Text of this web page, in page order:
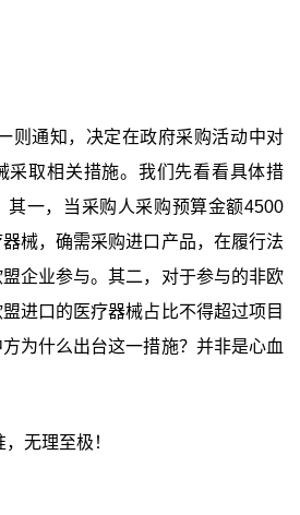
则通知，决定在政府采购活动中对
采取相关措施。我们先看看具体措
其一，当采购人采购预算金额4500
械，确需采购进口产品，在履行法
企业参与。其二，对于参与的非欧
进口的医疗器械占比不得超过项目
为什么出台这一措施？并非是心血
无理至极！